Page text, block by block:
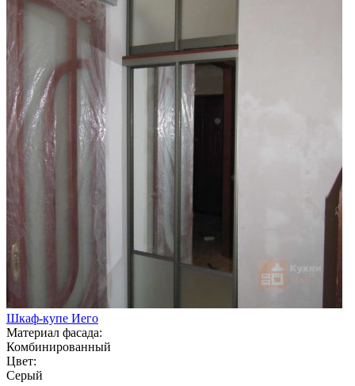
Шкаф-купе Иего
Материал фасада:
Комбинированный
Цвет:
Серый